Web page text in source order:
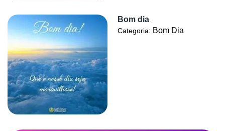
Bom dia
Categoria: Bom Dia